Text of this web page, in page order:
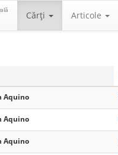
Cărţi Articole
Aquino
Aquino
Aquino